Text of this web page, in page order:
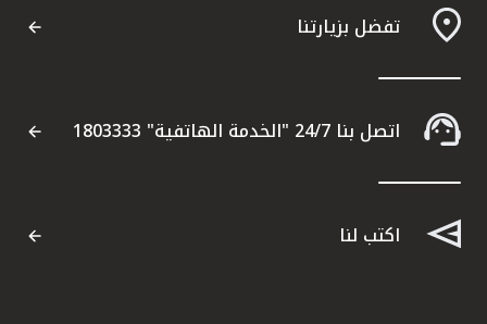
تفضل بزيارتنا
اتصل بنا 24/7 "الخدمة الهاتفية" 1803333
اكتب لنا